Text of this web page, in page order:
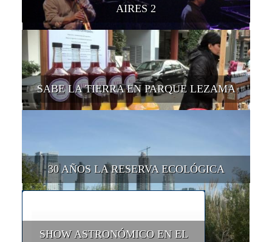
AIRES 2
SABE LA TIERRA EN PARQUE LEZAMA
30 AÑOS LA RESERVA ECOLÓGICA
SHOW ASTRONÓMICO EN EL